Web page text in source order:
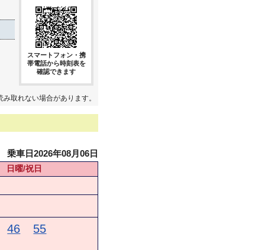
スマートフォン・携
帯電話から時刻表を
確認できます
取れない場合があります。
乗車日2026年08月06日
日曜/祝日
46 55